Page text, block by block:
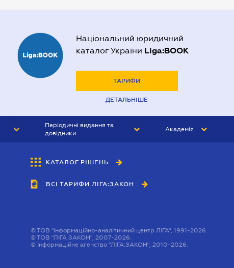
Національний юридичний
каталог України Liga:BOOK
ТАРИФИ
ДЕТАЛЬНІШЕ
Періодичні видання та
довідники
БУХГАЛТЕР&ЗАКОН
ВІСНИК МСФЗ
Академія
КАТАЛОГ РІШЕНЬ
ВСІ ТАРИФИ ЛІГА:ЗАКОН
©ТОВ "інформаційно-аналітичний центр ЛІГА", 1991-2026.
©ТОВ "ЛІГА ЗАКОН", 2007-2026.
© Інформаційне агенство "ЛІГА:ЗАКОН", 2010-2026.